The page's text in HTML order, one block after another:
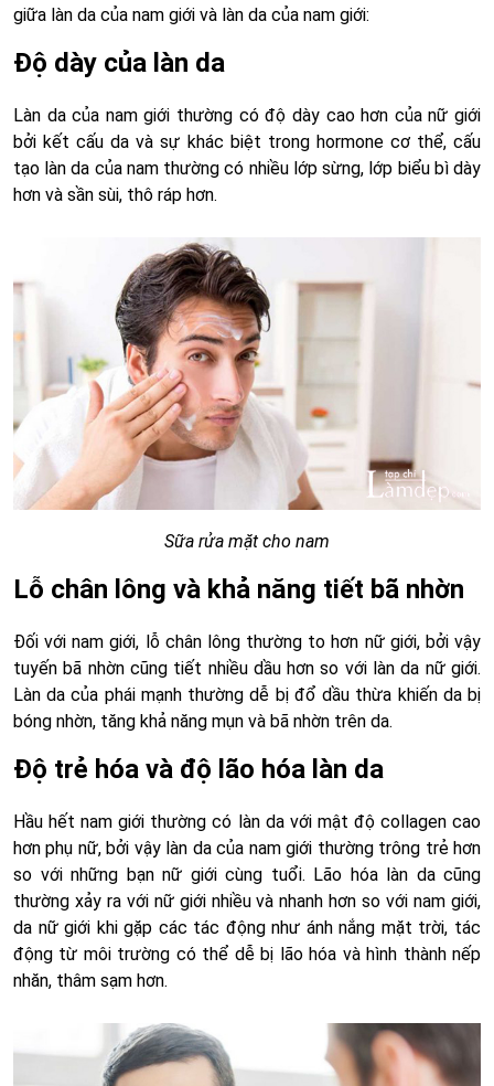
giữa làn da của nam giới và làn da của nam giới:
Độ dày của làn da
Làn da của nam giới thường có độ dày cao hơn của nữ giới
bởi kết cấu da và sự khác biệt trong hormone cơ thể, cấu
tạo làn da của nam thường có nhiều lớp sừng, lớp biểu bì dày
hơn và sần sùi, thô ráp hơn.
Sữa rửa mặt cho nam
Lỗ chân lông và khả năng tiết bã nhờn
Đối với nam giới, lỗ chân lông thường to hơn nữ giới, bởi vậy
tuyến bã nhờn cũng tiết nhiều dầu hơn so với làn da nữ giới.
Làn da của phái mạnh thường dễ bị đổ dầu thừa khiến da bị
bóng nhờn, tăng khả năng mụn và bã nhờn trên da.
Độ trẻ hóa và độ lão hóa làn da
Hầu hết nam giới thường có làn da với mật độ collagen cao
hơn phụ nữ, bởi vậy làn da của nam giới thường trông trẻ hơn
so với những bạn nữ giới cùng tuổi. Lão hóa làn da cũng
thường xảy ra với nữ giới nhiều và nhanh hơn so với nam giới,
da nữ giới khi gặp các tác động như ánh nắng mặt trời, tác
động từ môi trường có thể dễ bị lão hóa và hình thành nếp
nhăn, thâm sạm hơn.